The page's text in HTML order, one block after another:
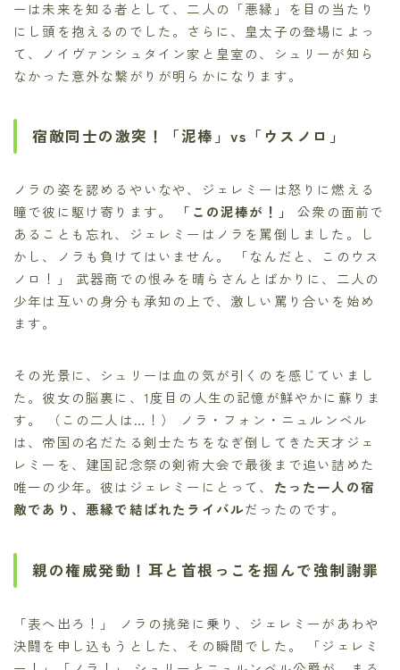
ーは未来を知る者として、二人の「悪縁」を目の当たり
にし頭を抱えるのでした。さらに、皇太子の登場によっ
て、ノイヴァンシュタイン家と皇室の、シュリーが知ら
なかった意外な繋がりが明らかになります。
宿敵同士の激突！「泥棒」vs「ウスノロ」
ノラの姿を認めるやいなや、ジェレミーは怒りに燃える
瞳で彼に駆け寄ります。
「この泥棒が！」
公衆の面前で
あることも忘れ、ジェレミーはノラを罵倒しました。し
かし、ノラも負けてはいません。 「なんだと、このウス
ノロ！」 武器商での恨みを晴らさんとばかりに、二人の
少年は互いの身分も承知の上で、激しい罵り合いを始め
ます。
その光景に、シュリーは血の気が引くのを感じていまし
た。彼女の脳裏に、1度目の人生の記憶が鮮やかに蘇りま
す。 （この二人は…！） ノラ・フォン・ニュルンベル
は、帝国の名だたる剣士たちをなぎ倒してきた天才ジェ
レミーを、建国記念祭の剣術大会で最後まで追い詰めた
唯一の少年。彼はジェレミーにとって、 たった一人の宿
敵であり、悪縁で結ばれたライバルだったのです。
親の権威発動！耳と首根っこを掴んで強制謝罪
「表へ出ろ！」 ノラの挑発に乗り、ジェレミーがあわや
決闘を申し込もうとした、その瞬間でした。 「ジェレミ